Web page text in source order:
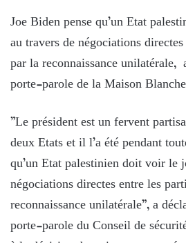
Joe Biden pense qu’un Etat
au travers de négociations
par la reconnaissance
porte-parole de la Maison
”Le président est un fervent
deux Etats et il l’a été pendant
qu’un Etat palestinien doit voir le
négociations directes entre les
reconnaissance unilatérale”, a
porte-parole du Conseil de